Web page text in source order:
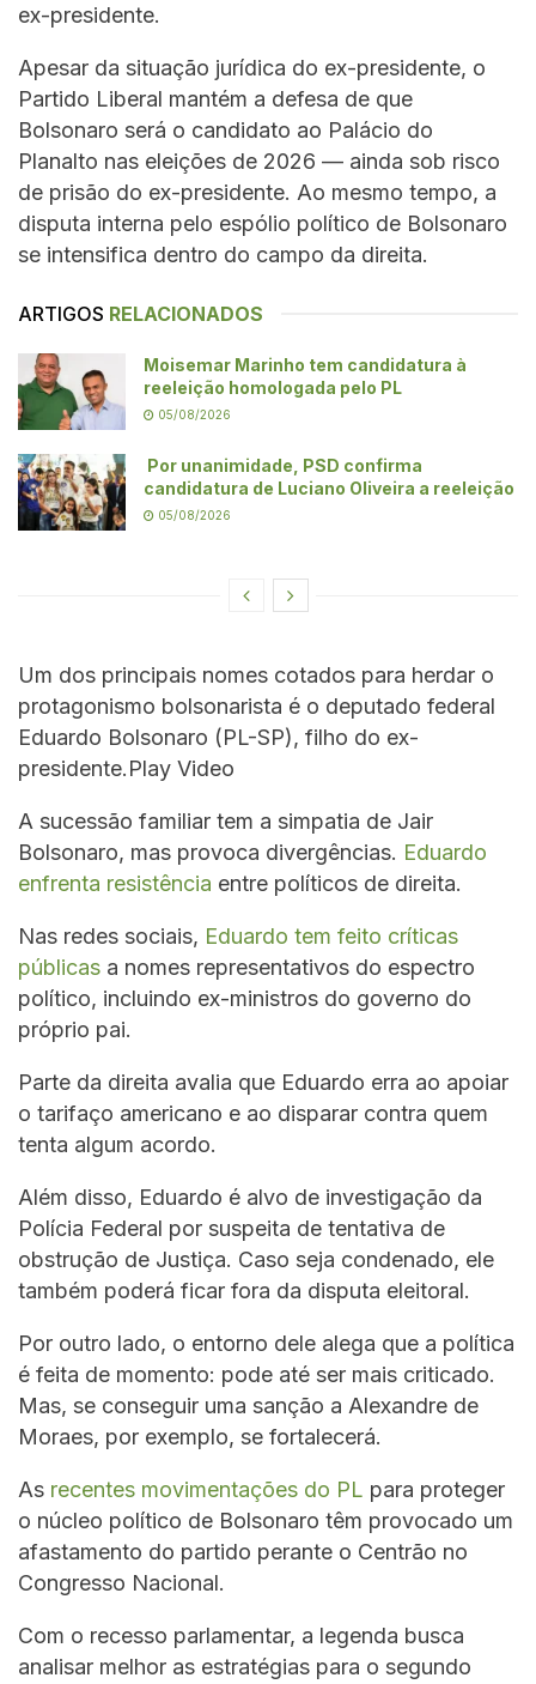
ex-presidente.
Apesar da situação jurídica do ex-presidente, o
Partido Liberal mantém a defesa de que
Bolsonaro será o candidato ao Palácio do
Planalto nas eleições de 2026 — ainda sob risco
de prisão do ex-presidente. Ao mesmo tempo, a
disputa interna pelo espólio político de Bolsonaro
se intensifica dentro do campo da direita.
ARTIGOS RELACIONADOS
Moisemar Marinho tem candidatura à
reeleição homologada pelo PL
05/08/2026
Por unanimidade, PSD confirma
candidatura de Luciano Oliveira a reeleição
05/08/2026
Um dos principais nomes cotados para herdar o
protagonismo bolsonarista é o deputado federal
Eduardo Bolsonaro (PL-SP), filho do ex-
presidente.Play Video
A sucessão familiar tem a simpatia de Jair
Bolsonaro, mas provoca divergências. Eduardo
enfrenta resistência entre políticos de direita.
Nas redes sociais, Eduardo tem feito críticas
públicas a nomes representativos do espectro
político, incluindo ex-ministros do governo do
próprio pai.
Parte da direita avalia que Eduardo erra ao apoiar
o tarifaço americano e ao disparar contra quem
tenta algum acordo.
Além disso, Eduardo é alvo de investigação da
Polícia Federal por suspeita de tentativa de
obstrução de Justiça. Caso seja condenado, ele
também poderá ficar fora da disputa eleitoral.
Por outro lado, o entorno dele alega que a política
é feita de momento: pode até ser mais criticado.
Mas, se conseguir uma sanção a Alexandre de
Moraes, por exemplo, se fortalecerá.
As recentes movimentações do PL para proteger
o núcleo político de Bolsonaro têm provocado um
afastamento do partido perante o Centrão no
Congresso Nacional.
Com o recesso parlamentar, a legenda busca
analisar melhor as estratégias para o segundo